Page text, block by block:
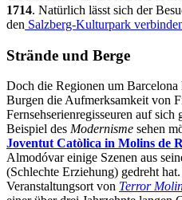
1714. Natürlich lässt sich der
den Salzberg-Kulturpark
Strände und Berge
Doch die Regionen um
Burgen die Aufmerksamkeit von
Fernsehserienregisseuren auf
Beispiel des Modernisme sehen
Joventut Catòlica in Molins de
Almodóvar einige Szenen aus
(Schlechte Erziehung) gedreht
Veranstaltungsort von Terror